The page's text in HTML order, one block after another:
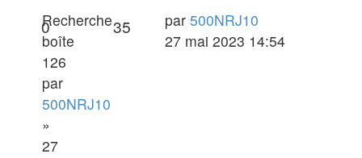
Recherche
boîte
126
par
500NRJ10
»
27
0Réponses35
Dernier
message
par 500NRJ10
27 mai 2023 14:54